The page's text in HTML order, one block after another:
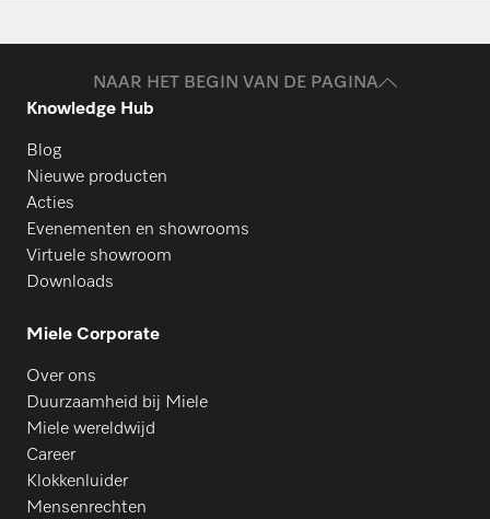
NAAR HET BEGIN VAN DE PAGINA
Knowledge Hub
Blog
Nieuwe producten
Acties
Evenementen en showrooms
Virtuele showroom
Downloads
Miele Corporate
Over ons
Duurzaamheid bij Miele
Miele wereldwijd
Career
Klokkenluider
Mensenrechten